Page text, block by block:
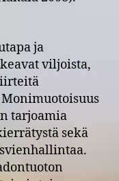
ja
viljoista,
tarjoamia
sekä